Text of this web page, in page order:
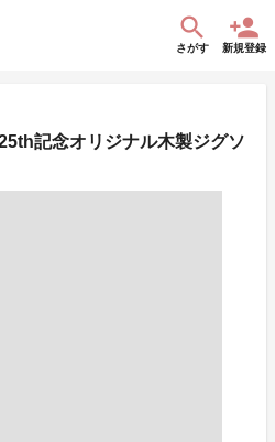
さがす 新規登録
記念オリジナル木製ジグソ